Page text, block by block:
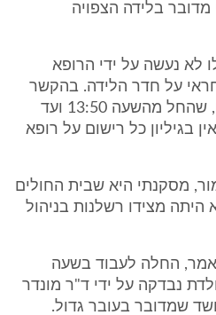
מדובר בלידה הצפויה
לא נעשה על ידי הרופא
על חדר הלידה. בהקשר
למעקב אחר היולדת יצויין, שהחל מהשעה 13:50 ועד
הלידה בשעה 20:30, אין בגיליון כל רישום על רופא
מסקנתי היא שבית החולים
מצידו רשלנות בניהול
נאמר, החלה לעבוד בשעה
נבדקה על ידי ד"ר מונדר
שמדובר בעובר גדול.